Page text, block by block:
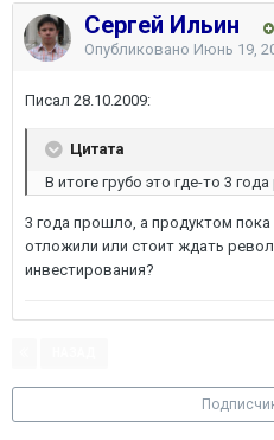
Сергей Ильин
Опубликовано Июнь 19,
Писал 28.10.2009:
Цитата
В итоге грубо это где-то 3
3 года прошло, а продуктом пока
отложили или стоит ждать
инвестирования?